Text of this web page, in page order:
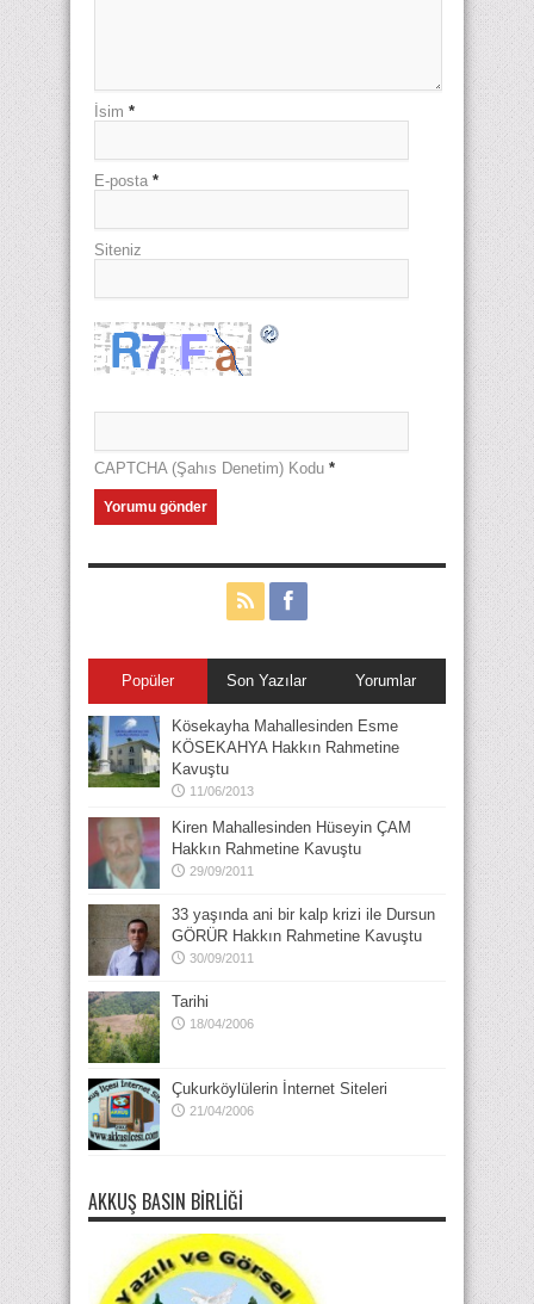
İsim *
E-posta *
Siteniz
CAPTCHA (Şahıs Denetim) Kodu *
Popüler Son Yazılar Yorumlar
Kösekayha Mahallesinden Esme
KÖSEKAHYA Hakkın Rahmetine
Kavuştu
11/06/2013
Kiren Mahallesinden Hüseyin ÇAM
Hakkın Rahmetine Kavuştu
29/09/2011
33 yaşında ani bir kalp krizi ile Dursun
GÖRÜR Hakkın Rahmetine Kavuştu
30/09/2011
Tarihi
18/04/2006
Çukurköylülerin İnternet Siteleri
21/04/2006
AKKUŞ BASIN BIRLIĞI